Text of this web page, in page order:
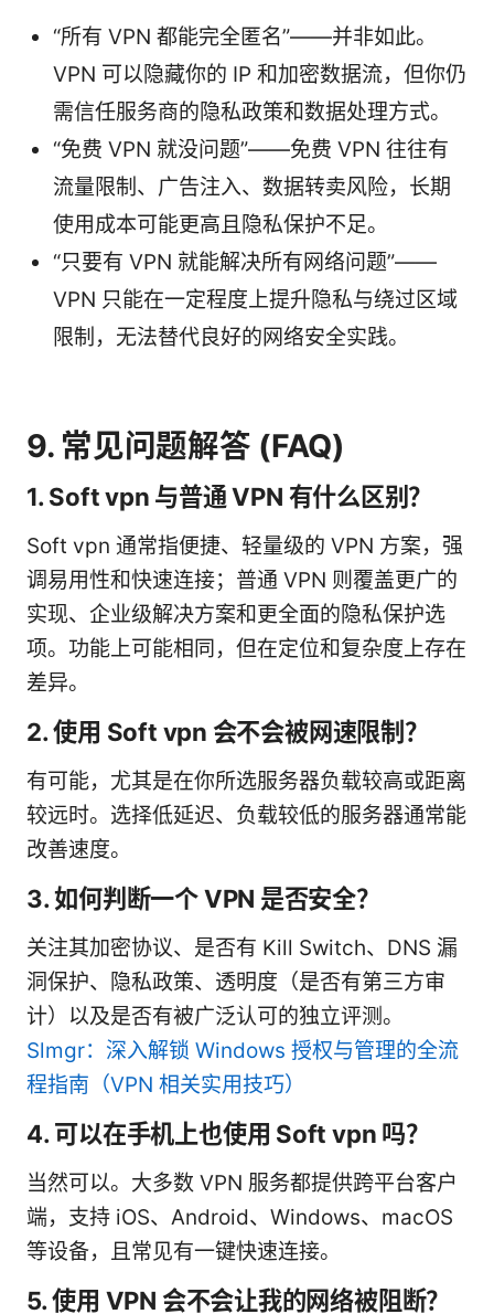
“所有 VPN 都能完全匿名”——并非如此。
VPN 可以隐藏你的 IP 和加密数据流，但你仍
需信任服务商的隐私政策和数据处理方式。
“免费 VPN 就没问题”——免费 VPN 往往有
流量限制、广告注入、数据转卖风险，长期
使用成本可能更高且隐私保护不足。
“只要有 VPN 就能解决所有网络问题”——
VPN 只能在一定程度上提升隐私与绕过区域
限制，无法替代良好的网络安全实践。
9. 常见问题解答 (FAQ)
1. Soft vpn 与普通 VPN 有什么区别？
Soft vpn 通常指便捷、轻量级的 VPN 方案，强
调易用性和快速连接；普通 VPN 则覆盖更广的
实现、企业级解决方案和更全面的隐私保护选
项。功能上可能相同，但在定位和复杂度上存在
差异。
2. 使用 Soft vpn 会不会被网速限制？
有可能，尤其是在你所选服务器负载较高或距离
较远时。选择低延迟、负载较低的服务器通常能
改善速度。
3. 如何判断一个 VPN 是否安全？
关注其加密协议、是否有 Kill Switch、DNS 漏
洞保护、隐私政策、透明度（是否有第三方审
计）以及是否有被广泛认可的独立评测。
Slmgr：深入解锁 Windows 授权与管理的全流
程指南（VPN 相关实用技巧）
4. 可以在手机上也使用 Soft vpn 吗？
当然可以。大多数 VPN 服务都提供跨平台客户
端，支持 iOS、Android、Windows、macOS
等设备，且常见有一键快速连接。
5. 使用 VPN 会不会让我的网络被阻断？